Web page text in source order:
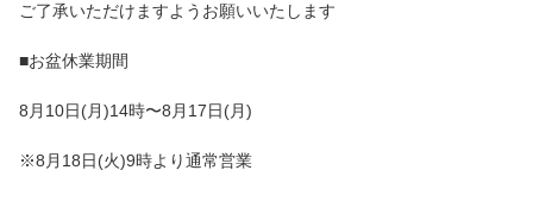
ご了承いただけますようお願いいたします
■お盆休業期間
8月10日(月)14時〜8月17日(月)
※8月18日(火)9時より通常営業